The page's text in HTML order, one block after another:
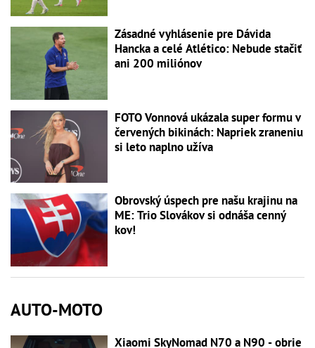
Zásadné vyhlásenie pre Dávida
Hancka a celé Atlético: Nebude stačiť
ani 200 miliónov
FOTO Vonnová ukázala super formu v
červených bikinách: Napriek zraneniu
si leto naplno užíva
Obrovský úspech pre našu krajinu na
ME: Trio Slovákov si odnáša cenný
kov!
AUTO-MOTO
Xiaomi SkyNomad N70 a N90 - obrie